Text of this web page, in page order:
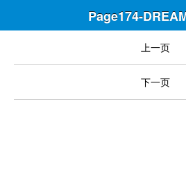
Page174-
上一页
下一页